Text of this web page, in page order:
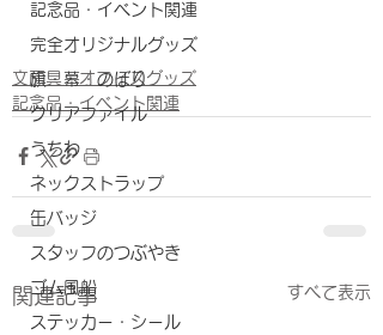
記念品・イベント関連
完全オリジナルグッズ
旗・幕・のぼり
クリアファイル
うちわ
ネックストラップ
缶バッジ
スタッフのつぶやき
ゴム風船
ステッカー・シール
文房具・オフィスグッズ
記念品・イベント関連
関連記事 すべて表示